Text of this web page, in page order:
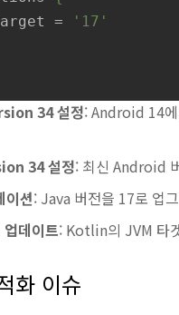
=
'17'
34 설정: Android 14
34 설정: 최신 Android
션: Java 버전을 17로 업
데이트: Kotlin의 JVM 타
화 이슈